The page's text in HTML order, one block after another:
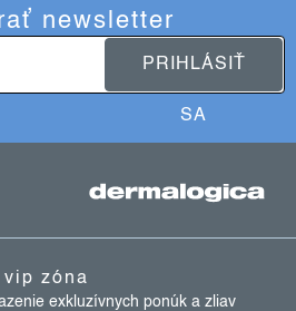
newsletter
PRIHLÁSIŤ
SA
vip zóna
exkluzívnych ponúk a zliav